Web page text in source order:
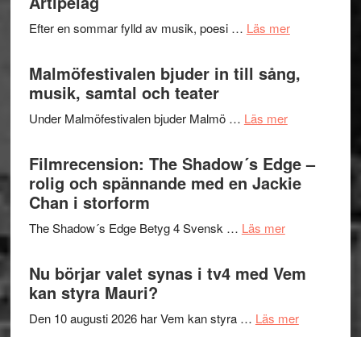
terräng
Efter en sommar fylld av musik, poesi … Läs merom
Hannes
Pöntinen
avslutar
Malmöfestivalen bjuder in till sång,
musik, samtal och teater
Under Malmöfestivalen bjuder Malmö … Läs merom
in
till
och
Filmrecension: The Shadow´s Edge –
rolig och spännande med en Jackie
Chan i storform
The Shadow´s Edge Betyg 4 Svensk … Läs merom
Filmrecension:
Shadow
Edge
Nu börjar valet synas i tv4 med Vem
kan styra Mauri?
Den 10 augusti 2026 har Vem kan styra … Läs merom